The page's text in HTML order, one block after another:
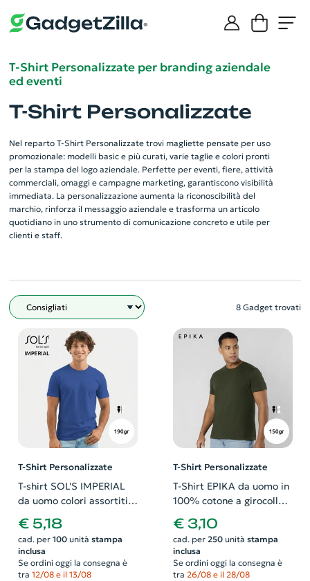
T-Shirt Personalizzate per branding aziendale
ed eventi
T-Shirt Personalizzate
Nel reparto T-Shirt Personalizzate trovi magliette pensate per uso
promozionale: modelli basic e più curati, varie taglie e colori pronti
per la stampa del logo aziendale. Perfette per eventi, fiere, attività
commerciali, omaggi e campagne marketing, garantiscono visibilità
immediata. La personalizzazione aumenta la riconoscibilità del
marchio, rinforza il messaggio aziendale e trasforma un articolo
quotidiano in uno strumento di comunicazione concreto e utile per
clienti e staff.
Filtro 8 Gadget trovati
T-Shirt Personalizzate
T-shirt SOL'S IMPERIAL
da uomo colori assortiti a
girocollo taglio regolare
100% cotone 190gr
€ 5,18
cad. per 100unità stampa
inclusa
Se ordini oggi la consegna è
tra 12/08 e il 13/08
T-Shirt Personalizzate
T-Shirt EPIKA da uomo in
100% cotone a girocollo
con etichetta removibile
da 150gr
€ 3,10
cad. per 250unità stampa
inclusa
Se ordini oggi la consegna è
tra 26/08 e il 28/08